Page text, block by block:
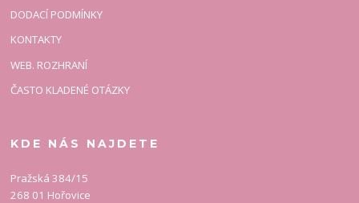
DODACÍ PODMÍNKY
KONTAKTY
WEB. ROZHRANÍ
ČASTO KLADENÉ OTÁZKY
KDE NÁS NAJDETE
Pražská 384/15
268 01 Hořovice